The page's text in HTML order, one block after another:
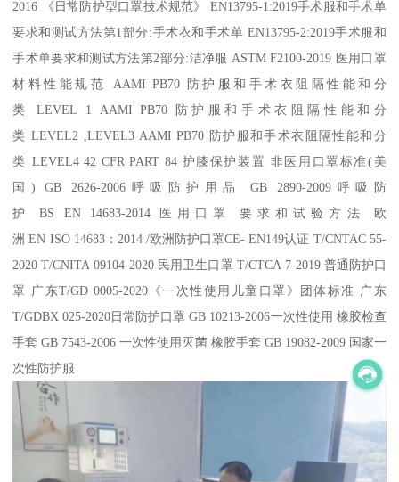
2016 《日常防护型口罩技术规范》 EN13795-1:2019手术服和手术单
要求和测试方法第1部分:手术衣和手术单 EN13795-2:2019手术服和
手术单要求和测试方法第2部分:洁净服 ASTM F2100-2019 医用口罩
材料性能规范 AAMI PB70 防护服和手术衣阻隔性能和分
类 LEVEL 1 AAMI PB70 防护服和手术衣阻隔性能和分
类 LEVEL2 ,LEVEL3 AAMI PB70 防护服和手术衣阻隔性能和分
类 LEVEL4 42 CFR PART 84 护膝保护装置 非医用口罩标准(美
国) GB 2626-2006呼吸防护用品 GB 2890-2009呼吸防
护 BS EN 14683-2014 医用口罩 要求和试验方法 欧
洲 EN ISO 14683：2014 /欧洲防护口罩CE- EN149认证 T/CNTAC 55-
2020 T/CNITA 09104-2020 民用卫生口罩 T/CTCA 7-2019 普通防护口
罩 广东T/GD 0005-2020《一次性使用儿童口罩》团体标准 广东
T/GDBX 025-2020日常防护口罩 GB 10213-2006一次性使用 橡胶检查
手套 GB 7543-2006 一次性使用灭菌 橡胶手套 GB 19082-2009 国家一
次性防护服